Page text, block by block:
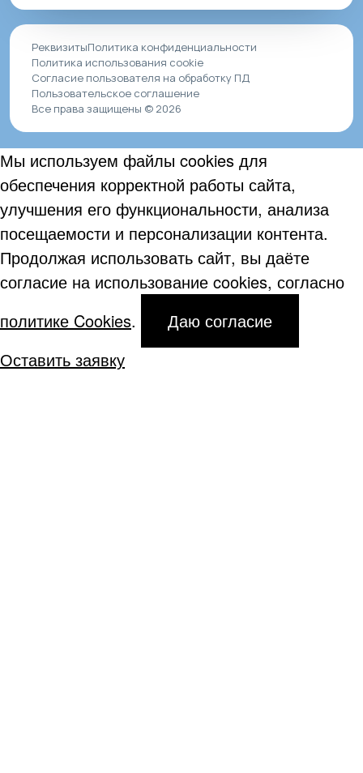
РеквизитыПолитика конфиденциальности
Политика использования cookie
Согласие пользователя на обработку ПД
Пользовательское соглашение
Все права защищены © 2026
Мы используем файлы cookies для
обеспечения корректной работы сайта,
улучшения его функциональности, анализа
посещаемости и персонализации контента.
Продолжая использовать сайт, вы даёте
согласие на использование cookies, согласно
политике Cookies.
Даю согласие
Оставить заявку